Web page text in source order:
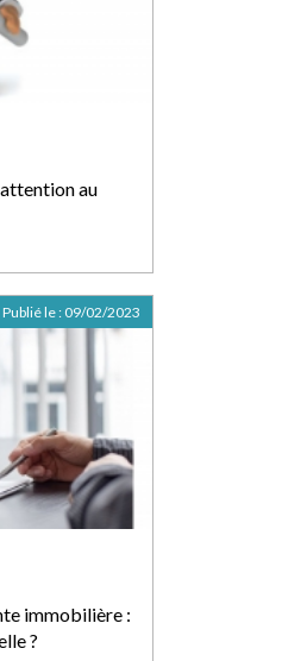
au
immobilière :
?
Publié le : 09/02/2023